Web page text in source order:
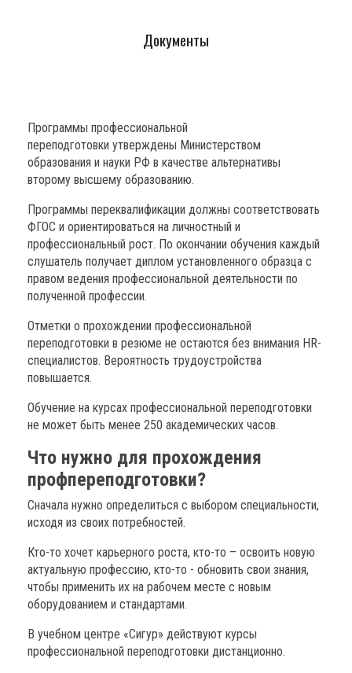
Документы
Программы профессиональной
переподготовки утверждены Министерством
образования и науки РФ в качестве альтернативы
второму высшему образованию.
Программы переквалификации должны соответствовать
ФГОС и ориентироваться на личностный и
профессиональный рост. По окончании обучения каждый
слушатель получает диплом установленного образца с
правом ведения профессиональной деятельности по
полученной профессии.
Отметки о прохождении профессиональной
переподготовки в резюме не остаются без внимания HR-
специалистов. Вероятность трудоустройства
повышается.
Обучение на курсах профессиональной переподготовки
не может быть менее 250 академических часов.
Что нужно для прохождения
профпереподготовки?
Сначала нужно определиться с выбором специальности,
исходя из своих потребностей.
Кто-то хочет карьерного роста, кто-то – освоить новую
актуальную профессию, кто-то - обновить свои знания,
чтобы применить их на рабочем месте с новым
оборудованием и стандартами.
В учебном центре «Сигур» действуют курсы
профессиональной переподготовки дистанционно.